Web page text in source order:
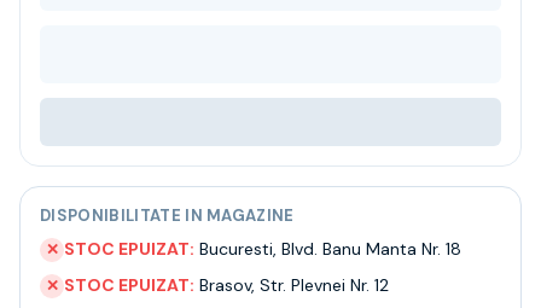
Contact
Termeni si conditii
Politica de confidentialitate
Intrebari frecvente
DISPONIBILITATE IN MAGAZINE
✕ STOC EPUIZAT: Bucuresti, Blvd. Banu Manta Nr. 18
✕ STOC EPUIZAT: Brasov, Str. Plevnei Nr. 12